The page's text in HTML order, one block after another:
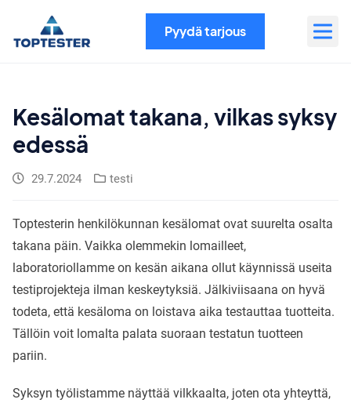
sisältöön
Pyydä tarjous
Kesälomat takana, vilkas syksy
edessä
29.7.2024 testi
Toptesterin henkilökunnan kesälomat ovat suurelta osalta
takana päin. Vaikka olemmekin lomailleet,
laboratoriollamme on kesän aikana ollut käynnissä useita
testiprojekteja ilman keskeytyksiä. Jälkiviisaana on hyvä
todeta, että kesäloma on loistava aika testauttaa tuotteita.
Tällöin voit lomalta palata suoraan testatun tuotteen
pariin.
Syksyn työlistamme näyttää vilkkaalta, joten ota yhteyttä,